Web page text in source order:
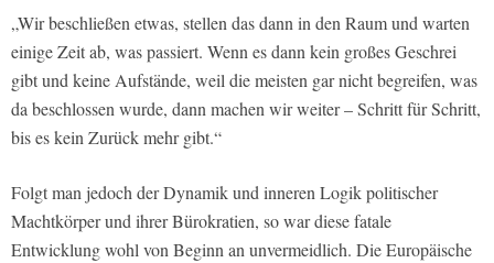
„Wir beschließen etwas, stellen das dann in den Raum und warten
einige Zeit ab, was passiert. Wenn es dann kein großes Geschrei
gibt und keine Aufstände, weil die meisten gar nicht begreifen, was
da beschlossen wurde, dann machen wir weiter – Schritt für Schritt,
bis es kein Zurück mehr gibt.“
Folgt man jedoch der Dynamik und inneren Logik politischer
Machtkörper und ihrer Bürokratien, so war diese fatale
Entwicklung wohl von Beginn an unvermeidlich. Die Europäische